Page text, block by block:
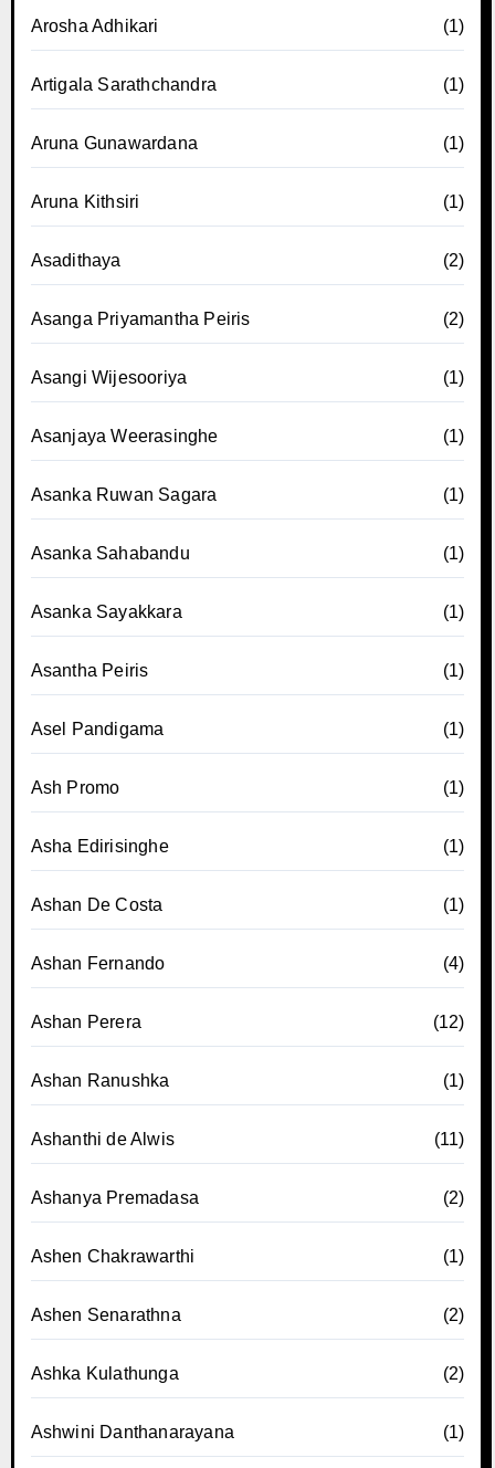
Arosha Adhikari (1)
Artigala Sarathchandra (1)
Aruna Gunawardana (1)
Aruna Kithsiri (1)
Asadithaya (2)
Asanga Priyamantha Peiris (2)
Asangi Wijesooriya (1)
Asanjaya Weerasinghe (1)
Asanka Ruwan Sagara (1)
Asanka Sahabandu (1)
Asanka Sayakkara (1)
Asantha Peiris (1)
Asel Pandigama (1)
Ash Promo (1)
Asha Edirisinghe (1)
Ashan De Costa (1)
Ashan Fernando (4)
Ashan Perera (12)
Ashan Ranushka (1)
Ashanthi de Alwis (11)
Ashanya Premadasa (2)
Ashen Chakrawarthi (1)
Ashen Senarathna (2)
Ashka Kulathunga (2)
Ashwini Danthanarayana (1)